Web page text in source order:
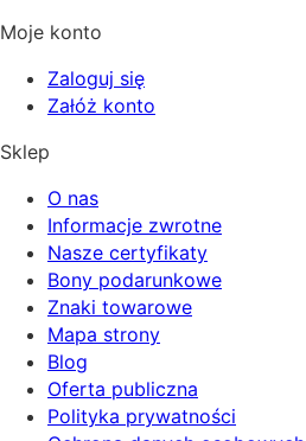
Moje konto
Zaloguj się
Załóż konto
Sklep
O nas
Informacje zwrotne
Nasze certyfikaty
Bony podarunkowe
Znaki towarowe
Mapa strony
Blog
Oferta publiczna
Polityka prywatności